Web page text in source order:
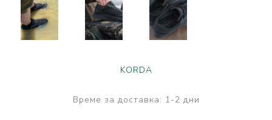
KORDA
Време за доставка: 1-2 дни